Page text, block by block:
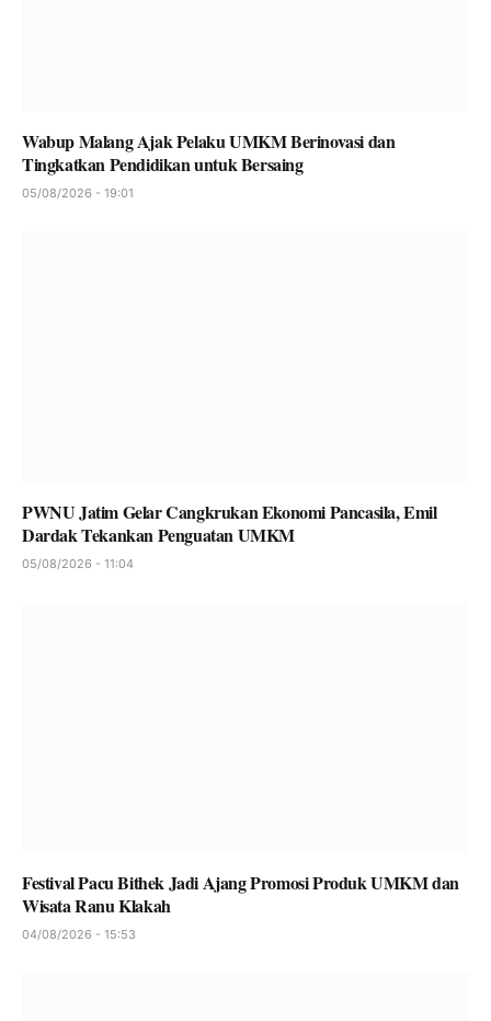
Wabup Malang Ajak Pelaku UMKM Berinovasi dan
Tingkatkan Pendidikan untuk Bersaing
05/08/2026 - 19:01
PWNU Jatim Gelar Cangkrukan Ekonomi Pancasila, Emil
Dardak Tekankan Penguatan UMKM
05/08/2026 - 11:04
Festival Pacu Bithek Jadi Ajang Promosi Produk UMKM dan
Wisata Ranu Klakah
04/08/2026 - 15:53